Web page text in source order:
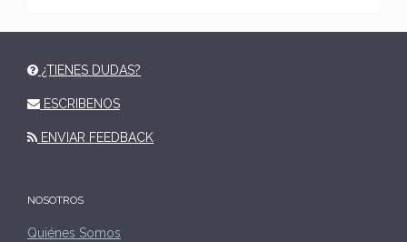
¿TIENES DUDAS?
ESCRIBENOS
ENVIAR FEEDBACK
NOSOTROS
Quiénes Somos